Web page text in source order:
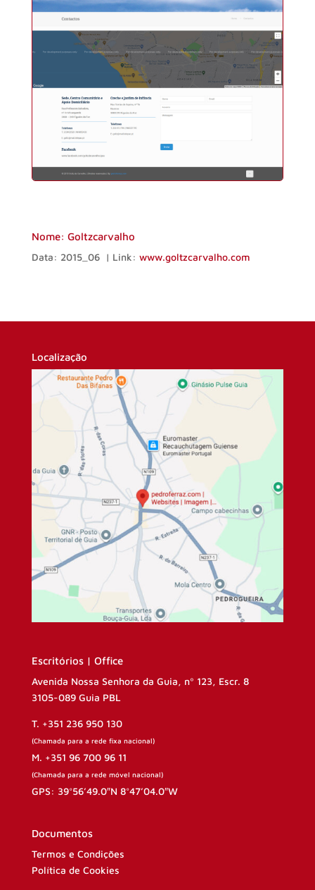
Nome: Goltzcarvalho
Data: 2015_06 | Link: www.goltzcarvalho.com
Localização
Escritórios | Office
Avenida Nossa Senhora da Guia, nº 123, Escr. 8
3105-089 Guia PBL
T. +351 236 950 130
(Chamada para a rede fixa nacional)
M. +351 96 700 96 11
(Chamada para a rede móvel nacional)
GPS: 39°56’49.0″N 8°47’04.0″W
Documentos
Termos e Condições
Política de Cookies